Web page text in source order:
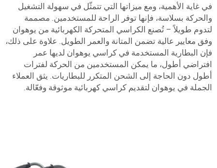
في غاية الأهمية، ومع ميزاتها التي تتمثّل في سهولة التشغيل
والحركة بسلاسة، فإنها توفر الراحة للمستخدمين. مصممة
لتدوم طويلاً – تُصنع الكراسي المتحركة الكهربائية من يوهوان
وفق معايير عالية تضمن المتانة والعمر الطويل. علاوة على ذلك،
فإن البطارية المستخدمة في كراسي يوهوان لديها عمر
افتراضي أطول، ما يمكن المستخدمين من الحركة لفترات
أطول دون الحاجة إلى الشحن المتكرر للبطاريات. يثق العملاء
الجملة في يوهوان لتقديم كراسي كهربائية موثوقة وفعّالة.